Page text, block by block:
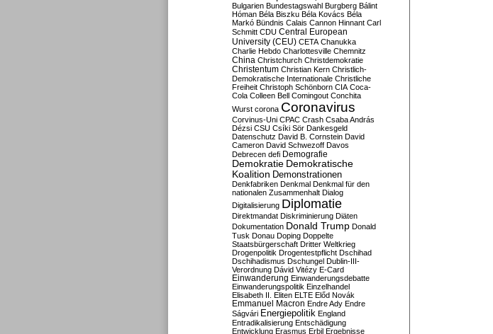
Bulgarien Bundestagswahl Burgberg Bálint
Hóman Béla Biszku Béla Kovács Béla
Markó Bündnis Calais Cannon Hinnant Carl
Schmitt CDU Central European
University (CEU) CETA Chanukka
Charlie Hebdo Charlottesville Chemnitz
China Christchurch Christdemokratie
Christentum Christian Kern Christlich-
Demokratische Internationale Christliche
Freiheit Christoph Schönborn CIA Coca-
Cola Colleen Bell Comingout Conchita
Wurst corona Coronavirus
Corvinus-Uni CPAC Crash Csaba András
Dézsi CSU Csíki Sör Dankesgeld
Datenschutz David B. Cornstein David
Cameron David Schwezoff Davos
Debrecen defi Demografie
Demokratie Demokratische
Koalition Demonstrationen
Denkfabriken Denkmal Denkmal für den
nationalen Zusammenhalt Dialog
Digitalisierung Diplomatie
Direktmandat Diskriminierung Diäten
Dokumentation Donald Trump Donald
Tusk Donau Doping Doppelte
Staatsbürgerschaft Dritter Weltkrieg
Drogenpolitik Drogentestpflicht Dschihad
Dschihadismus Dschungel Dublin-III-
Verordnung Dávid Vitézy E-Card
Einwanderung Einwanderungsdebatte
Einwanderungspolitik Einzelhandel
Elisabeth II. Eliten ELTE Előd Novák
Emmanuel Macron Endre Ady Endre
Ságvári Energiepolitik England
Entradikalisierung Entschädigung
Entwicklung Erasmus Erbil Ergebnisse